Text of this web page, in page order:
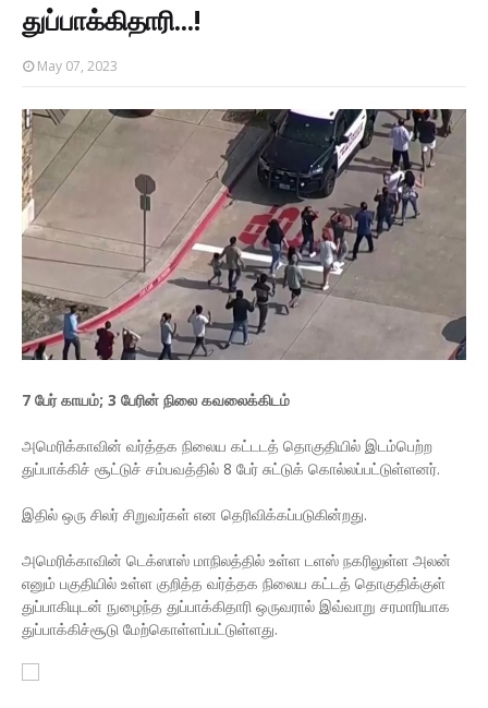
துப்பாக்கிதாரி...!
May 07, 2023
7 பேர் காயம்; 3 பேரின் நிலை கவலைக்கிடம்
அமெரிக்காவின் வர்த்தக நிலைய கட்டடத் தொகுதியில் இடம்பெற்ற
துப்பாக்கிச் சூட்டுச் சம்பவத்தில் 8 பேர் சுட்டுக் கொல்லப்பட்டுள்ளனர்.
இதில் ஒரு சிலர் சிறுவர்கள் என தெரிவிக்கப்படுகின்றது.
அமெரிக்காவின் டெக்ஸாஸ் மாநிலத்தில் உள்ள டளஸ் நகரிலுள்ள அலன்
எனும் பகுதியில் உள்ள குறித்த வர்த்தக நிலைய கட்டத் தொகுதிக்குள்
துப்பாகியுடன் நுழைந்த துப்பாக்கிதாரி ஒருவரால் இவ்வாறு சரமாரியாக
துப்பாக்கிச்சூடு மேற்கொள்ளப்பட்டுள்ளது.